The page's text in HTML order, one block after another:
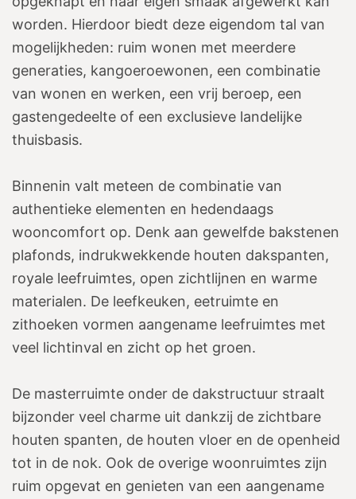
worden. Hierdoor biedt deze eigendom tal van
mogelijkheden: ruim wonen met meerdere
generaties, kangoeroewonen, een combinatie
van wonen en werken, een vrij beroep, een
gastengedeelte of een exclusieve landelijke
thuisbasis.
Binnenin valt meteen de combinatie van
authentieke elementen en hedendaags
wooncomfort op. Denk aan gewelfde bakstenen
plafonds, indrukwekkende houten dakspanten,
royale leefruimtes, open zichtlijnen en warme
materialen. De leefkeuken, eetruimte en
zithoeken vormen aangename leefruimtes met
veel lichtinval en zicht op het groen.
De masterruimte onder de dakstructuur straalt
bijzonder veel charme uit dankzij de zichtbare
houten spanten, de houten vloer en de openheid
tot in de nok. Ook de overige woonruimtes zijn
ruim opgevat en genieten van een aangename